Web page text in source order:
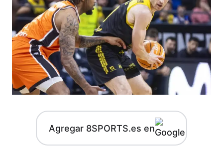
Agregar 8SPORTS.es en